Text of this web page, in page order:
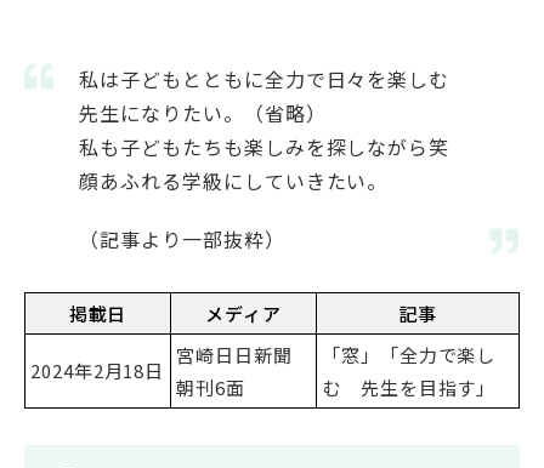
OFFICIAL SNS
私は子どもとともに全力で日々を楽しむ
先生になりたい。（省略）
私も子どもたちも楽しみを探しながら笑
顔あふれる学級にしていきたい。
（記事より一部抜粋）
掲載日 メディア 記事
2024年2月18日
宮崎日日新聞
朝刊6面
「窓」「全力で楽し
む 先生を目指す」